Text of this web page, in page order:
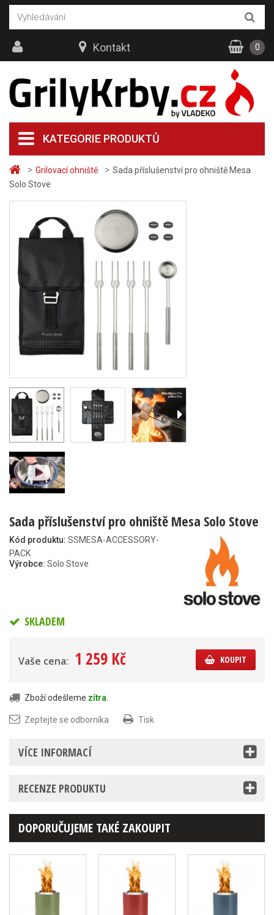
> Grilovací ohniště > Sada příslušenství pro ohniště Mesa
Solo Stove
Sada příslušenství pro ohniště Mesa Solo Stove
Kód produktu: SSMESA-ACCESSORY-
PACK
Výrobce: Solo Stove
SKLADEM
Vaše cena: 1 259 Kč KOUPIT
Zboží odešleme zítra
Zeptejte se odborníka Tisk
VÍCE INFORMACÍ
RECENZE PRODUKTU
DOPORUČUJEME TAKÉ ZAKOUPIT
KATEGORIE PRODUKTŮ
Kontakt 0